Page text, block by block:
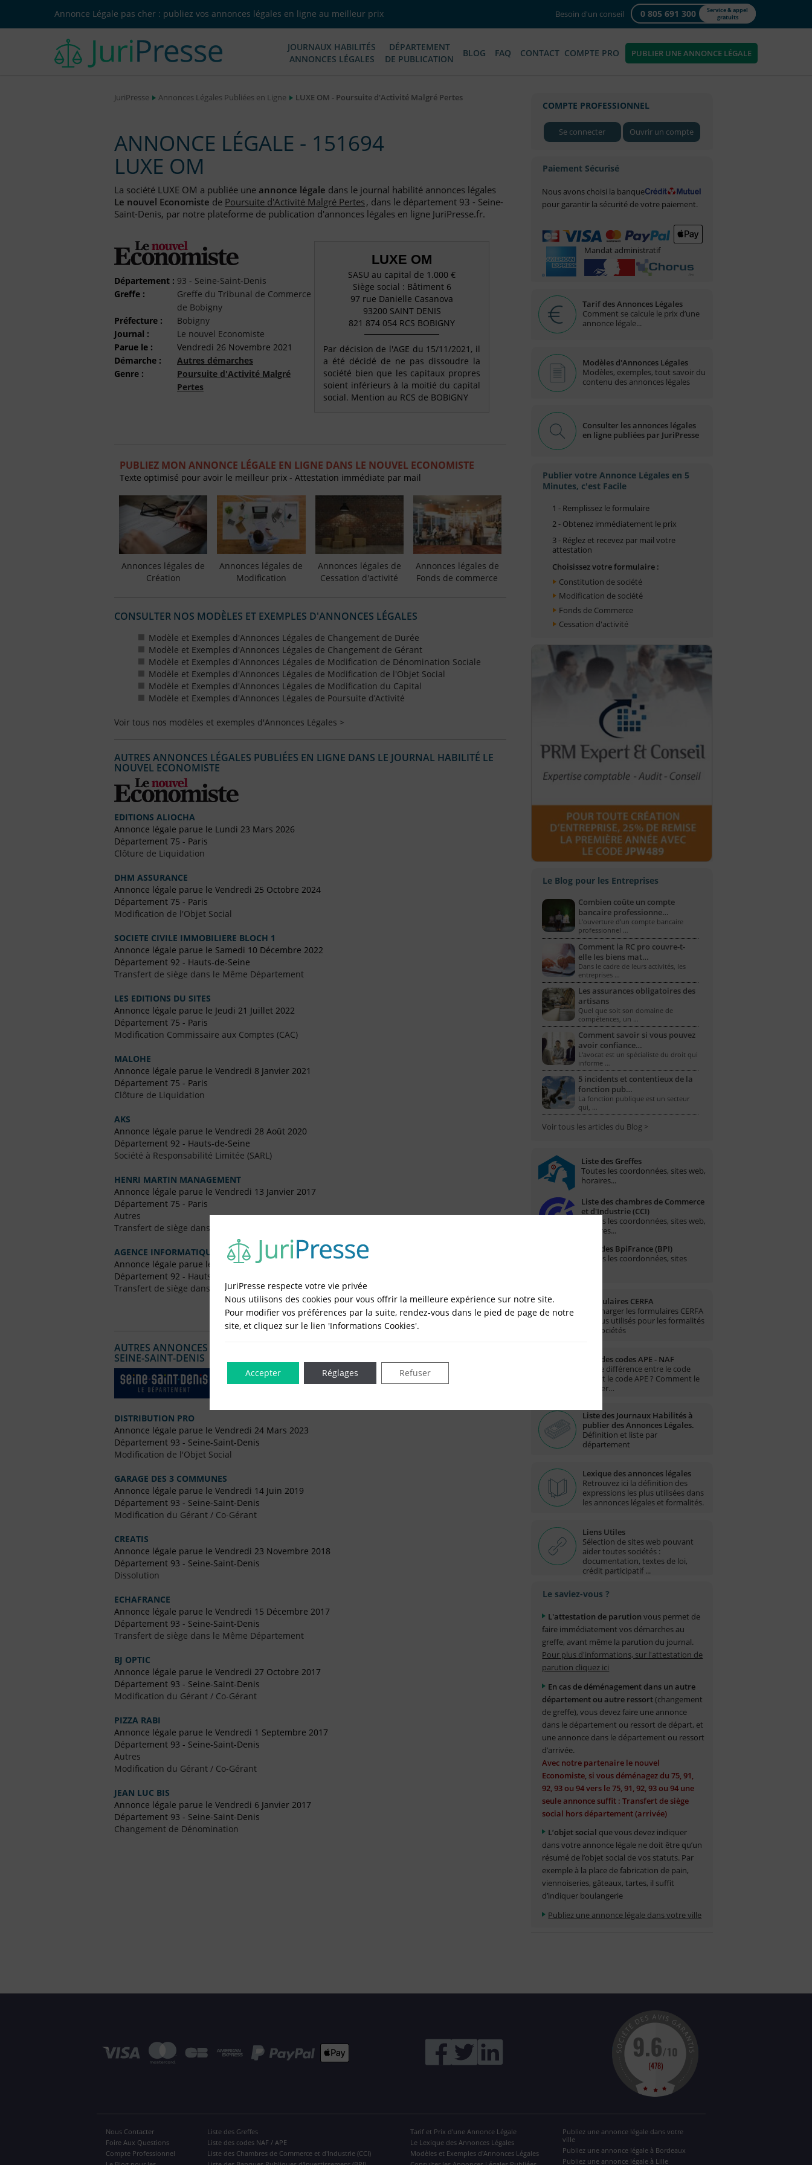
Annonce Légale pas cher : publiez vos annonces légales en ligne au meilleur prix Besoin d'un conseil 0 805 691 300
Service & appel
gratuits
JOURNAUX HABILITÉS
ANNONCES LÉGALES
DÉPARTEMENT
DE PUBLICATION
BLOG FAQ CONTACT COMPTE PRO PUBLIER UNE ANNONCE LÉGALE
JuriPresse Annonces Légales Publiées en Ligne LUXE OM - Poursuite d'Activité Malgré Pertes
ANNONCE LÉGALE - 151694
LUXE OM
La société LUXE OM a publiée une annonce légale dans le journal habilité annonces légales
Le nouvel Economiste de Poursuite d'Activité Malgré Pertes, dans le département 93 - Seine-
Saint-Denis, par notre plateforme de publication d'annonces légales en ligne JuriPresse.fr.
Département : 93 - Seine-Saint-Denis
Greffe :
Greffe du Tribunal de Commerce
de Bobigny
Préfecture :
Bobigny
Journal :
Le nouvel Economiste
Parue le :
Vendredi 26 Novembre 2021
Démarche :
Autres démarches
Genre :
Poursuite d'Activité Malgré
Pertes
LUXE OM
SASU au capital de 1.000 €
Siège social : Bâtiment 6
97 rue Danielle Casanova
93200 SAINT DENIS
821 874 054 RCS BOBIGNY
Par décision de l'AGE du 15/11/2021, il
a été décidé de ne pas dissoudre la
société bien que les capitaux propres
soient inférieurs à la moitié du capital
social. Mention au RCS de BOBIGNY
PUBLIEZ MON ANNONCE LÉGALE EN LIGNE DANS LE NOUVEL ECONOMISTE
Texte optimisé pour avoir le meilleur prix - Attestation immédiate par mail
Annonces légales de
Création
Annonces légales de
Modification
Annonces légales de
Cessation d'activité
Annonces légales de
Fonds de commerce
CONSULTER NOS MODÈLES ET EXEMPLES D'ANNONCES LÉGALES
Modèle et Exemples d'Annonces Légales de Changement de Durée
Modèle et Exemples d'Annonces Légales de Changement de Gérant
Modèle et Exemples d'Annonces Légales de Modification de Dénomination Sociale
Modèle et Exemples d'Annonces Légales de Modification de l'Objet Social
Modèle et Exemples d'Annonces Légales de Modification du Capital
Modèle et Exemples d'Annonces Légales de Poursuite d’Activité
Voir tous nos modèles et exemples d'Annonces Légales >
AUTRES ANNONCES LÉGALES PUBLIÉES EN LIGNE DANS LE JOURNAL HABILITÉ LE
NOUVEL ECONOMISTE
EDITIONS ALIOCHA
Annonce légale parue le Lundi 23 Mars 2026
Département 75 - Paris
Clôture de Liquidation
DHM ASSURANCE
Annonce légale parue le Vendredi 25 Octobre 2024
Département 75 - Paris
Modification de l'Objet Social
SOCIETE CIVILE IMMOBILIERE BLOCH 1
Annonce légale parue le Samedi 10 Décembre 2022
Département 92 - Hauts-de-Seine
Transfert de siège dans le Même Département
LES EDITIONS DU SITES
Annonce légale parue le Jeudi 21 Juillet 2022
Département 75 - Paris
Modification Commissaire aux Comptes (CAC)
MALOHE
Annonce légale parue le Vendredi 8 Janvier 2021
Département 75 - Paris
Clôture de Liquidation
AKS
Annonce légale parue le Vendredi 28 Août 2020
Département 92 - Hauts-de-Seine
Société à Responsabilité Limitée (SARL)
HENRI MARTIN MANAGEMENT
Annonce légale parue le Vendredi 13 Janvier 2017
Département 75 - Paris
Autres
Transfert de siège dans le Même Département
AGENCE INFORMATIQUE IMMOBILERE
Annonce légale parue le Vendredi 25 Décembre 2015
Département 92 - Hauts-de-Seine
Transfert de siège dans un Autre Département (Arrivée)
AUTRES ANNONCES LÉGALES PUBLIÉES EN LIGNE DANS LE DÉPARTEMENT DU 93 -
SEINE-SAINT-DENIS
DISTRIBUTION PRO
Annonce légale parue le Vendredi 24 Mars 2023
Département 93 - Seine-Saint-Denis
Modification de l'Objet Social
GARAGE DES 3 COMMUNES
Annonce légale parue le Vendredi 14 Juin 2019
Département 93 - Seine-Saint-Denis
Modification du Gérant / Co-Gérant
CREATIS
Annonce légale parue le Vendredi 23 Novembre 2018
Département 93 - Seine-Saint-Denis
Dissolution
ECHAFRANCE
Annonce légale parue le Vendredi 15 Décembre 2017
Département 93 - Seine-Saint-Denis
Transfert de siège dans le Même Département
BJ OPTIC
Annonce légale parue le Vendredi 27 Octobre 2017
Département 93 - Seine-Saint-Denis
Modification du Gérant / Co-Gérant
PIZZA RABI
Annonce légale parue le Vendredi 1 Septembre 2017
Département 93 - Seine-Saint-Denis
Autres
Modification du Gérant / Co-Gérant
JEAN LUC BIS
Annonce légale parue le Vendredi 6 Janvier 2017
Département 93 - Seine-Saint-Denis
Changement de Dénomination
COMPTE PROFESSIONNEL
Se connecter Ouvrir un compte
Paiement Sécurisé
Nous avons choisi la banque
pour garantir la sécurité de votre paiement.
Mandat administratif
Tarif des Annonces Légales
Comment se calcule le prix d’une
annonce légale...
Modèles d'Annonces Légales
Modèles, exemples, tout savoir du
contenu des annonces légales
Consulter les annonces légales
en ligne publiées par JuriPresse
Publier votre Annonce Légales en 5
Minutes, c'est Facile
1 - Remplissez le formulaire
2 - Obtenez immédiatement le prix
3 - Réglez et recevez par mail votre
attestation
Choisissez votre formulaire :
Constitution de société
Modification de société
Fonds de Commerce
Cessation d'activité
Le Blog pour les Entreprises
Combien coûte un compte
bancaire professionne…
L’ouverture d’un compte bancaire
professionnel …
Comment la RC pro couvre-t-
elle les biens mat…
Dans le cadre de leurs activités, les
entreprises …
Les assurances obligatoires des
artisans
Quel que soit son domaine de
compétences, un …
Comment savoir si vous pouvez
avoir confiance…
L'avocat est un spécialiste du droit qui
informe …
5 incidents et contentieux de la
fonction pub…
La fonction publique est un secteur
qui, …
Voir tous les articles du Blog >
Liste des Greffes
Toutes les coordonnées, sites web,
horaires...
Liste des chambres de Commerce
et d'Industrie (CCI)
Toutes les coordonnées, sites web,
horaires...
Liste des BpiFrance (BPI)
Toutes les coordonnées, sites
Formulaires CERFA
Télécharger les formulaires CERFA
les plus utilisés pour les formalités
des sociétés
Liste des codes APE - NAF
Quelle différence entre le code
NAF et le code APE ? Comment le
trouver…
Liste des Journaux Habilités à
publier des Annonces Légales.
Définition et liste par
département
Lexique des annonces légales
Retrouvez ici la définition des
expressions les plus utilisées dans
les annonces légales et formalités.
Liens Utiles
Sélection de sites web pouvant
aider toutes sociétés :
documentation, textes de loi,
crédit participatif ...
Le saviez-vous ?
L'attestation de parution vous permet de
faire immédiatement vos démarches au
greffe, avant même la parution du journal.
Pour plus d'informations, sur l'attestation de
parution cliquez ici
En cas de déménagement dans un autre
département ou autre ressort(changement
de greffe), vous devez faire une annonce
dans le département ou ressort de départ, et
une annonce dans le département ou ressort
d’arrivée.
Avec notre partenaire le nouvel
Economiste, si vous déménagez du 75, 91,
92, 93 ou 94 vers le 75, 91, 92, 93 ou 94 une
seule annonce suffit : Transfert de siège
social hors département (arrivée)
L’objet social que vous devez indiquer
dans votre annonce légale ne doit être qu’un
résumé de l’objet social de vos statuts. Par
exemple à la place de fabrication de pain,
viennoiseries, gâteaux, tartes, il suffit
d’indiquer boulangerie
Publiez une annonce légale dans votre ville
Nous Contacter
Foire Aux Questions
Compte Professionnel
Liste des Greffes
Liste des codes NAF / APE
Liste des Chambres de Commerce et d'Industrie (CCI)
Tarif et Prix d'une Annonce Légale
Le Lexique des Annonces Légales
Modèles et Exemples d'Annonces Légales
Publiez une annonce légale dans votre
ville
Publiez une annonce légale à Bordeaux
Publiez une annonce légale à Lille
JuriPresse respecte votre vie privée
Nous utilisons des cookies pour vous offrir la meilleure expérience sur notre site.
Pour modifier vos préférences par la suite, rendez-vous dans le pied de page de notre
site, et cliquez sur le lien 'Informations Cookies'.
Accepter Refuser
Réglages